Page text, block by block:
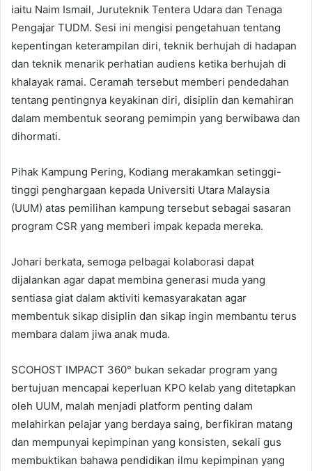
iaitu Naim Ismail, Juruteknik Tentera Udara dan Tenaga
Pengajar TUDM. Sesi ini mengisi pengetahuan tentang
kepentingan keterampilan diri, teknik berhujah di hadapan
dan teknik menarik perhatian audiens ketika berhujah di
khalayak ramai. Ceramah tersebut memberi pendedahan
tentang pentingnya keyakinan diri, disiplin dan kemahiran
dalam membentuk seorang pemimpin yang berwibawa dan
dihormati.
Pihak Kampung Pering, Kodiang merakamkan setinggi-
tinggi penghargaan kepada Universiti Utara Malaysia
(UUM) atas pemilihan kampung tersebut sebagai sasaran
program CSR yang memberi impak kepada mereka.
Johari berkata, semoga pelbagai kolaborasi dapat
dijalankan agar dapat membina generasi muda yang
sentiasa giat dalam aktiviti kemasyarakatan agar
membentuk sikap disiplin dan sikap ingin membantu terus
membara dalam jiwa anak muda.
SCOHOST IMPACT 360° bukan sekadar program yang
bertujuan mencapai keperluan KPO kelab yang ditetapkan
oleh UUM, malah menjadi platform penting dalam
melahirkan pelajar yang berdaya saing, berfikiran matang
dan mempunyai kepimpinan yang konsisten, sekali gus
membuktikan bahawa pendidikan ilmu kepimpinan yang